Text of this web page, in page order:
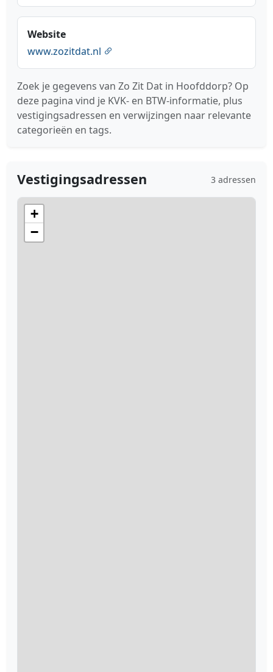
Website
www.zozitdat.nl
Zoek je gegevens van Zo Zit Dat in Hoofddorp? Op
deze pagina vind je KVK- en BTW-informatie, plus
vestigingsadressen en verwijzingen naar relevante
categorieën en tags.
Vestigingsadressen 3 adressen
+
−